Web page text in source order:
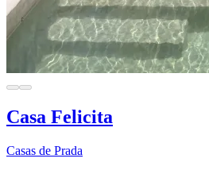
Casa Felicita
Casas de Prada